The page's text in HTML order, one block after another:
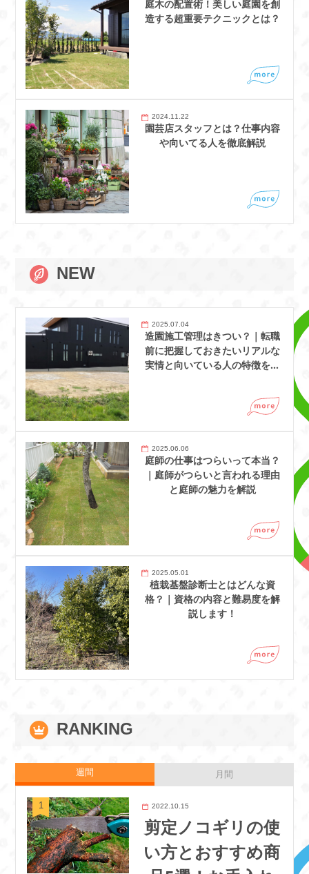
庭木の配置術！美しい庭園を創
造する超重要テクニックとは？
2024.11.22
園芸店スタッフとは？仕事内容
や向いてる人を徹底解説
NEW
2025.07.04
造園施工管理はきつい？｜転職
前に把握しておきたいリアルな
実情と向いている人の特徴を解
2025.06.06
庭師の仕事はつらいって本当？
｜庭師がつらいと言われる理由
と庭師の魅力を解説
2025.05.01
植栽基盤診断士とはどんな資
格？｜資格の内容と難易度を解
説します！
RANKING
週間 月間
2022.10.15
剪定ノコギリの使
い方とおすすめ商